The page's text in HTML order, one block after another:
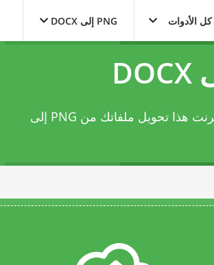
كل الأدوات PNG إلى DOCX
يتيح لك محوّل document عبر الإنترنت هذا تحويل ملفاتك من PNG إلى